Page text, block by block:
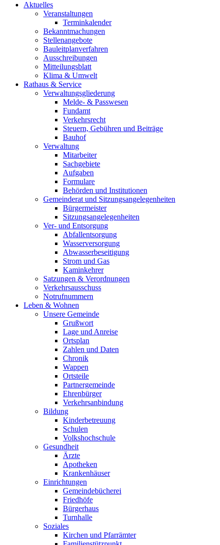
Aktuelles
Veranstaltungen
Terminkalender
Bekanntmachungen
Stellenangebote
Bauleitplanverfahren
Ausschreibungen
Mitteilungsblatt
Klima & Umwelt
Rathaus & Service
Verwaltungsgliederung
Melde- & Passwesen
Fundamt
Verkehrsrecht
Steuern, Gebühren und Beiträge
Bauhof
Verwaltung
Mitarbeiter
Sachgebiete
Aufgaben
Formulare
Behörden und Institutionen
Gemeinderat und Sitzungsangelegenheiten
Bürgermeister
Sitzungsangelegenheiten
Ver- und Entsorgung
Abfallentsorgung
Wasserversorgung
Abwasserbeseitigung
Strom und Gas
Kaminkehrer
Satzungen & Verordnungen
Verkehrsausschuss
Notrufnummern
Leben & Wohnen
Unsere Gemeinde
Grußwort
Lage und Anreise
Ortsplan
Zahlen und Daten
Chronik
Wappen
Ortsteile
Partnergemeinde
Ehrenbürger
Verkehrsanbindung
Bildung
Kinderbetreuung
Schulen
Volkshochschule
Gesundheit
Ärzte
Apotheken
Krankenhäuser
Einrichtungen
Gemeindebücherei
Friedhöfe
Bürgerhaus
Turnhalle
Soziales
Kirchen und Pfarrämter